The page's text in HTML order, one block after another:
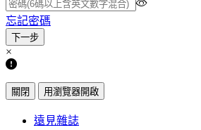
忘記密碼
×
關閉 用瀏覽器開啟
遠見雜誌